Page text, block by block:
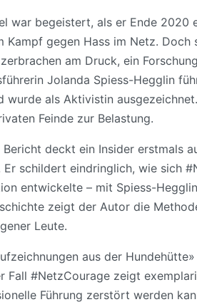
war begeistert, als er Ende 2020
Kampf gegen Hass im Netz.
am Druck, ein
Jolanda Spiess-Hegglin
als Aktivistin
Feinde zur Belastung.
deckt ein Insider erstmals
schildert eindringlich, wie sich
entwickelte – mit Spiess-
zeigt der Autor die
Leute.
aus der
Fall #NetzCourage zeigt
Führung zerstört werden